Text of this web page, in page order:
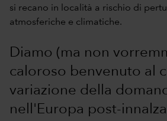
si recano in località a rischio di
atmosferiche e climatiche.
Diamo (ma non
caloroso benvenuto al
variazione della
nell'Europa post-